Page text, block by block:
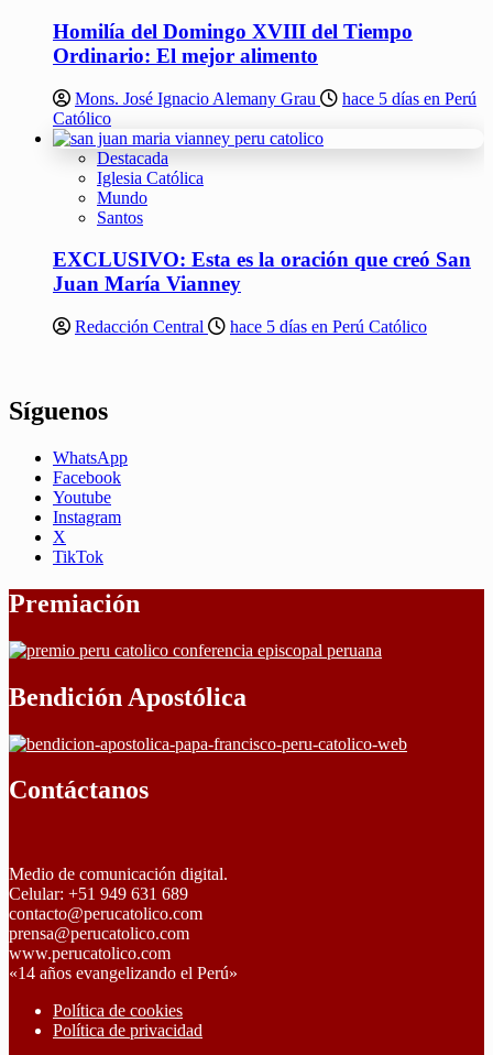
Homilía del Domingo XVIII del Tiempo
Ordinario: El mejor alimento
Mons. José Ignacio Alemany Grau
hace 5 días en Perú
Católico
Destacada
Iglesia Católica
Mundo
Santos
EXCLUSIVO: Esta es la oración que creó San
Juan María Vianney
Redacción Central hace 5 días en Perú Católico
Síguenos
WhatsApp
Facebook
Youtube
Instagram
X
TikTok
Premiación
Bendición Apostólica
Contáctanos
Medio de comunicación digital.
Celular: +51 949 631 689
contacto@perucatolico.com
prensa@perucatolico.com
www.perucatolico.com
«14 años evangelizando el Perú»
Política de cookies
Política de privacidad